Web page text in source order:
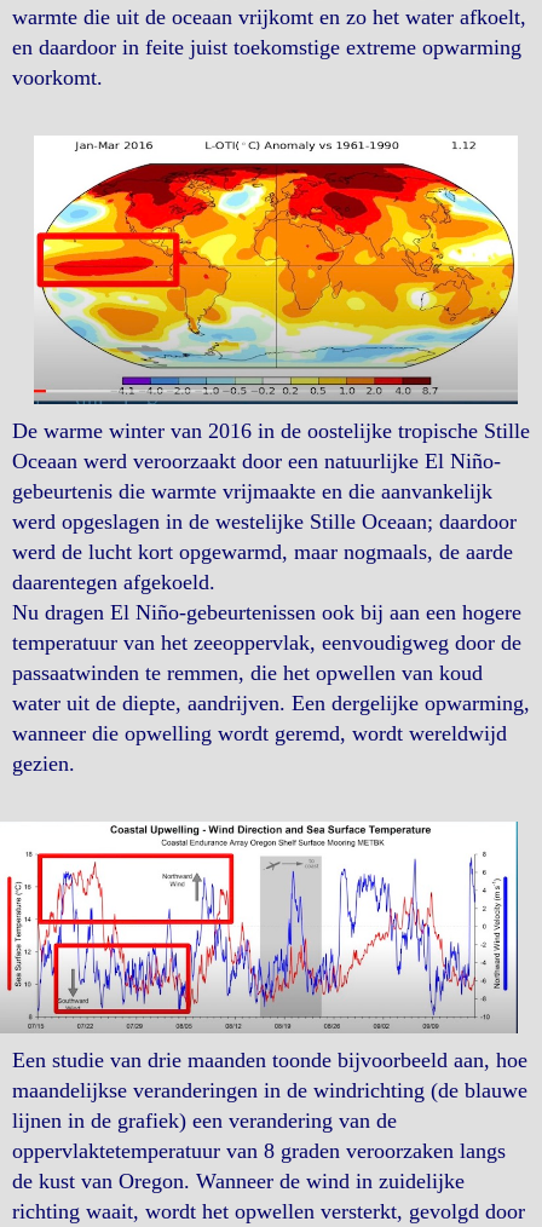
warmte die uit de oceaan vrijkomt en zo het water afkoelt,
en daardoor in feite juist toekomstige extreme opwarming
voorkomt.
De warme winter van 2016 in de oostelijke tropische Stille
Oceaan werd veroorzaakt door een natuurlijke El Niño-
gebeurtenis die warmte vrijmaakte en die aanvankelijk
werd opgeslagen in de westelijke Stille Oceaan; daardoor
werd de lucht kort opgewarmd, maar nogmaals, de aarde
daarentegen afgekoeld.
Nu dragen El Niño-gebeurtenissen ook bij aan een hogere
temperatuur van het zeeoppervlak, eenvoudigweg door de
passaatwinden te remmen, die het opwellen van koud
water uit de diepte, aandrijven. Een dergelijke opwarming,
wanneer die opwelling wordt geremd, wordt wereldwijd
gezien.
Een studie van drie maanden toonde bijvoorbeeld aan, hoe
maandelijkse veranderingen in de windrichting (de blauwe
lijnen in de grafiek) een verandering van de
oppervlaktetemperatuur van 8 graden veroorzaken langs
de kust van Oregon. Wanneer de wind in zuidelijke
richting waait, wordt het opwellen versterkt, gevolgd door